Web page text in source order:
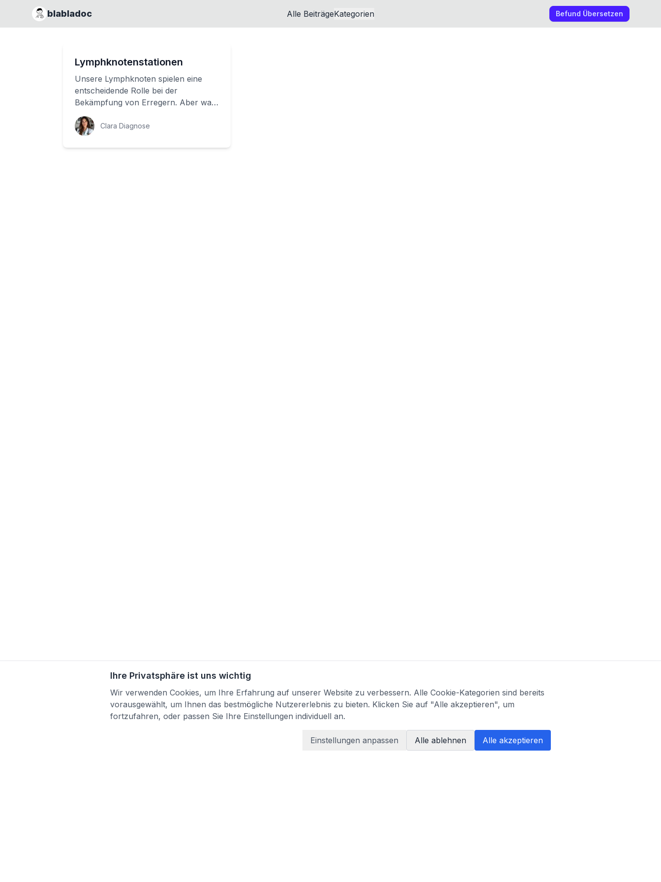
blabladoc Alle BeiträgeKategorien Befund Übersetzen
Lymphknotenstationen
Unsere Lymphknoten spielen eine
entscheidende Rolle bei der
Bekämpfung von Erregern. Aber was
sind diese unsichtbaren Filter im
Körper, die unsere Ges...
Clara Diagnose
Ihre Privatsphäre ist uns wichtig
Wir verwenden Cookies, um Ihre Erfahrung auf unserer Website zu verbessern. Alle Cookie-Kategorien sind bereits
vorausgewählt, um Ihnen das bestmögliche Nutzererlebnis zu bieten. Klicken Sie auf "Alle akzeptieren", um
fortzufahren, oder passen Sie Ihre Einstellungen individuell an.
Einstellungen anpassen Alle ablehnen Alle akzeptieren